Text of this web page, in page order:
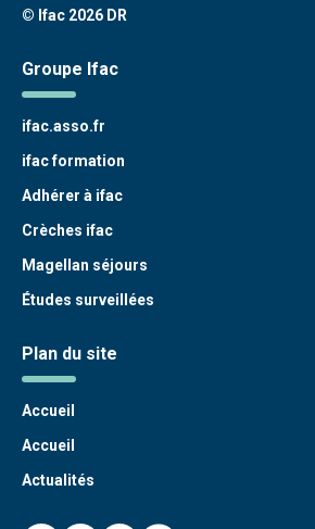
© Ifac 2026 DR
Groupe Ifac
ifac.asso.fr
ifac formation
Adhérer à ifac
Crèches ifac
Magellan séjours
Études surveillées
Plan du site
Accueil
Accueil
Actualités